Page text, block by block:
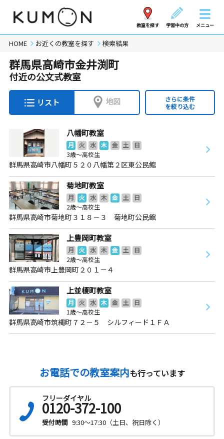
教室を探す 学習中の方 メニュー
HOME お近くの教室を探す 検索結果
群馬県高崎市金井渕町
付近の公文式教室
リスト 地図
さらに条件
を絞り込む
八幡町教室
月 火 水 木 金 土
日
3歳～高校生
群馬県高崎市八幡町５２０八幡第２区東公民館
菊地町教室
月 火 水 木 金 土
日
2歳～高校生
群馬県高崎市菊地町３１８－３ 菊地町公民館
上豊岡町教室
月 火 水 木 金 土
日
2歳～高校生
群馬県高崎市上豊岡町２０１－４
上並榎町教室
月 火 水 木 金 土
日
1歳～高校生
群馬県高崎市筑縄町７２－５ シルフィード１ＦＡ
お電話での教室案内も行っています
フリーダイヤル
0120-372-100
受付時間 9:30～17:30（土日、祝日除く）